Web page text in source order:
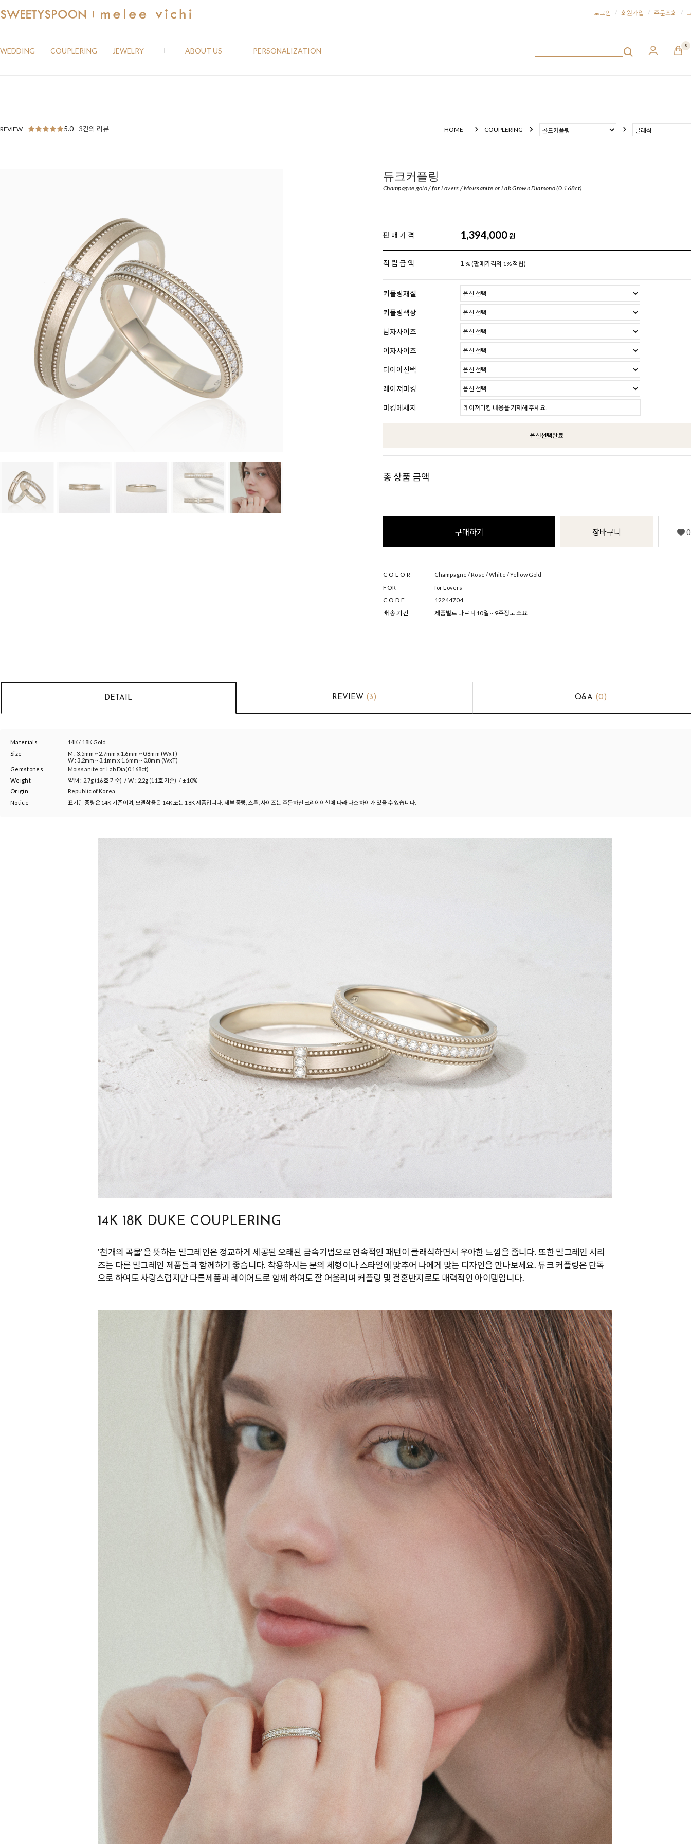
로그인 / 회원가입 / 주문조회 /
WEDDING COUPLERING JEWELRY ABOUT US PERSONALIZATION
0
REVIEW 5.0 3건의 리뷰 HOME COUPLERING
듀크커플링
Champagne gold / for Lovers / Moissanite or Lab Grown Diamond (0.168ct)
판 매 가 격 1,394,000원
적 립 금 액 1 %(판매가격의 1% 적립)
커플링재질
커플링색상
남자사이즈
여자사이즈
다이아선택
레이져마킹
마킹메세지
옵션선택완료
총 상품 금액
구매하기 장바구니 0
COLOR Champagne / Rose / White / Yellow Gold
FOR for Lovers
CODE
12244704
배 송 기 간
제품별로 다르며 10일 ~ 9주정도 소요
DETAIL REVIEW (3) Q&A (0)
Materials
14K / 18K Gold
Size
M : 3.5mm ~ 2.7mm x 1.6mm ~ 0.8mm (WxT)
W : 3.2mm ~ 3.1mm x 1.6mm ~ 0.8mm (WxT)
Gemstones
Moissanite or Lab Dia(0.168ct)
Weight
약M : 2.7g (16호 기준) / W : 2.2g (11호 기준) / ±10%
Origin
Republic of Korea
Notice
표기된 중량은 14K 기준이며, 모델착용은 14K 또는 18K 제품입니다. 세부 중량, 스톤, 사이즈는 주문하신 크리에이션에 따라 다소 차이가 있을 수 있습니다.
14K 18K DUKE COUPLERING
'천개의 곡물'을 뜻하는 밀그레인은 정교하게 세공된 오래된 금속기법으로 연속적인 패턴이 클래식하면서 우아한 느낌을 줍니다. 또한 밀그레인 시리
즈는 다른 밀그레인 제품들과 함께하기 좋습니다. 착용하시는 분의 체형이나 스타일에 맞추어 나에게 맞는 디자인을 만나보세요. 듀크 커플링은 단독
으로 하여도 사랑스럽지만 다른제품과 레이어드로 함께 하여도 잘 어울리며 커플링 및 결혼반지로도 매력적인 아이템입니다.